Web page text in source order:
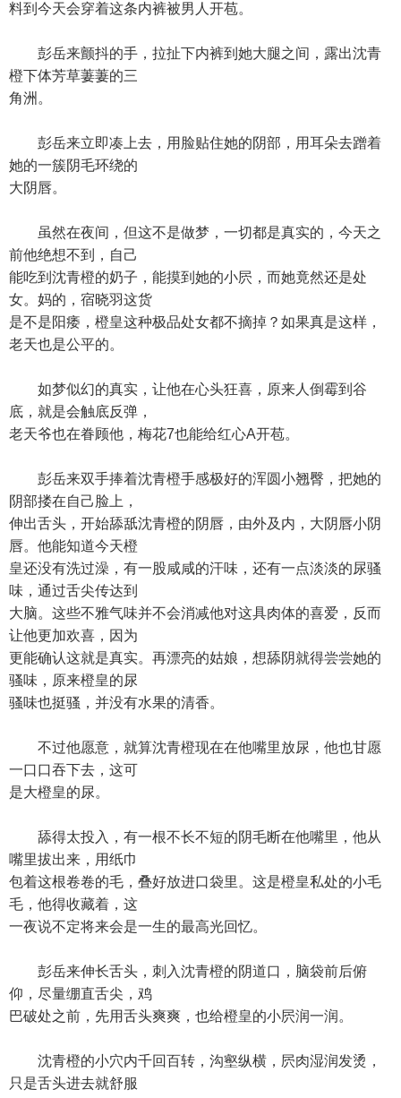
料到今天会穿着这条内裤被男人开苞。
彭岳来颤抖的手，拉扯下内裤到她大腿之间，露出沈青
橙下体芳草萋萋的三
角洲。
彭岳来立即凑上去，用脸贴住她的阴部，用耳朵去蹭着
她的一簇阴毛环绕的
大阴唇。
虽然在夜间，但这不是做梦，一切都是真实的，今天之
前他绝想不到，自己
能吃到沈青橙的奶子，能摸到她的小屄，而她竟然还是处
女。妈的，宿晓羽这货
是不是阳痿，橙皇这种极品处女都不摘掉？如果真是这样，
老天也是公平的。
如梦似幻的真实，让他在心头狂喜，原来人倒霉到谷
底，就是会触底反弹，
老天爷也在眷顾他，梅花7也能给红心A开苞。
彭岳来双手捧着沈青橙手感极好的浑圆小翘臀，把她的
阴部搂在自己脸上，
伸出舌头，开始舔舐沈青橙的阴唇，由外及内，大阴唇小阴
唇。他能知道今天橙
皇还没有洗过澡，有一股咸咸的汗味，还有一点淡淡的尿骚
味，通过舌尖传达到
大脑。这些不雅气味并不会消减他对这具肉体的喜爱，反而
让他更加欢喜，因为
更能确认这就是真实。再漂亮的姑娘，想舔阴就得尝尝她的
骚味，原来橙皇的尿
骚味也挺骚，并没有水果的清香。
不过他愿意，就算沈青橙现在在他嘴里放尿，他也甘愿
一口口吞下去，这可
是大橙皇的尿。
舔得太投入，有一根不长不短的阴毛断在他嘴里，他从
嘴里拔出来，用纸巾
包着这根卷卷的毛，叠好放进口袋里。这是橙皇私处的小毛
毛，他得收藏着，这
一夜说不定将来会是一生的最高光回忆。
彭岳来伸长舌头，刺入沈青橙的阴道口，脑袋前后俯
仰，尽量绷直舌尖，鸡
巴破处之前，先用舌头爽爽，也给橙皇的小屄润一润。
沈青橙的小穴内千回百转，沟壑纵横，屄肉湿润发烫，
只是舌头进去就舒服